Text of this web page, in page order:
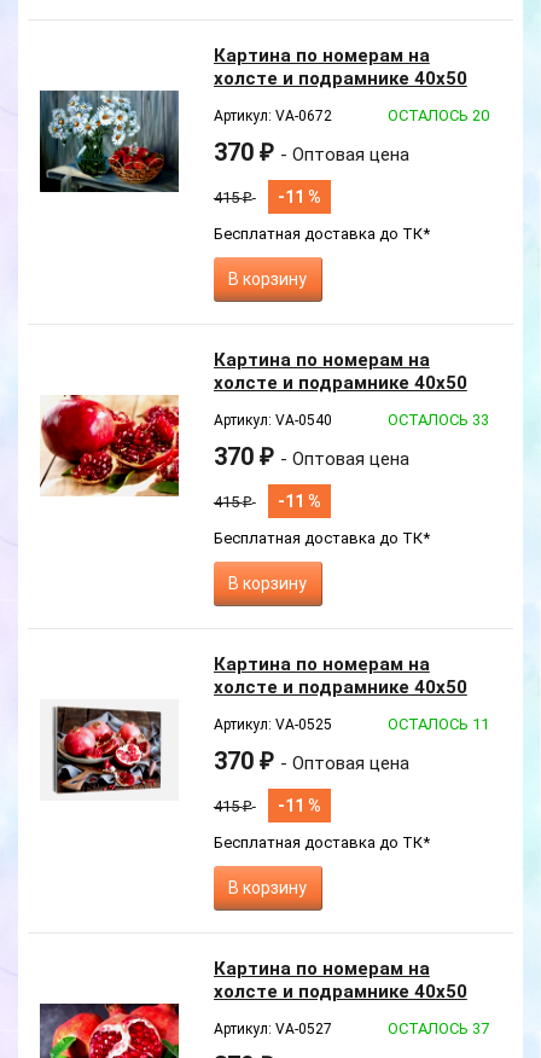
Картина по номерам на
холсте и подрамнике 40х50
ОСТАЛОСЬ 20
Артикул: VA-0672
370 ₽ - Оптовая цена
415₽ -11 %
Бесплатная доставка до ТК*
В корзину
Картина по номерам на
холсте и подрамнике 40х50
ОСТАЛОСЬ 33
Артикул: VA-0540
370 ₽ - Оптовая цена
415₽ -11 %
Бесплатная доставка до ТК*
В корзину
Картина по номерам на
холсте и подрамнике 40х50
ОСТАЛОСЬ 11
Артикул: VA-0525
370 ₽ - Оптовая цена
415₽ -11 %
Бесплатная доставка до ТК*
В корзину
Картина по номерам на
холсте и подрамнике 40х50
ОСТАЛОСЬ 37
Артикул: VA-0527